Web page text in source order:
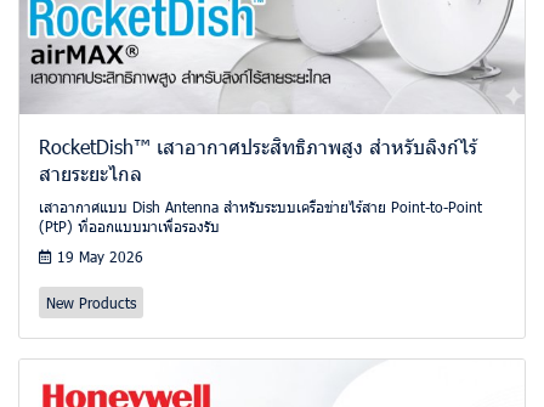
RocketDish™ เสาอากาศประสิทธิภาพสูง สำหรับลิงก์ไร้
สายระยะไกล
เสาอากาศแบบ Dish Antenna สำหรับระบบเครือข่ายไร้สาย Point-to-Point
(PtP) ที่ออกแบบมาเพื่อรองรับ
19 May 2026
New Products